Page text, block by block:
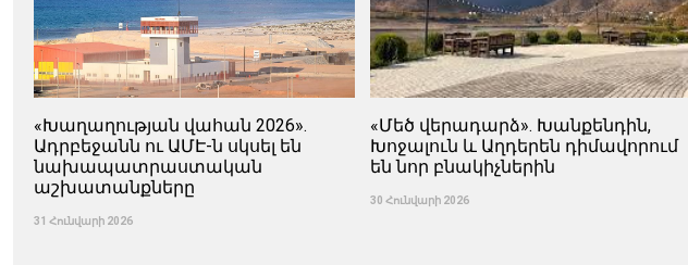
«Խաղաղության վահան 2026».
Ադրբեջանն ու ԱՄԷ-ն սկսել են
նախապատրաստական ​​
աշխատանքները
31 Հունվարի 2026
«Մեծ վերադարձ». Խանքենդին,
Խոջալուն և Աղդերեն դիմավորում
են նոր բնակիչներին
30 Հունվարի 2026